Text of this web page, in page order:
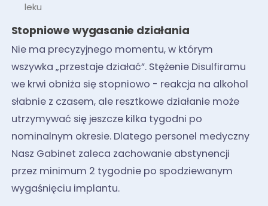
leku
Stopniowe wygasanie działania
Nie ma precyzyjnego momentu, w którym
wszywka „przestaje działać”. Stężenie Disulfiramu
we krwi obniża się stopniowo - reakcja na alkohol
słabnie z czasem, ale resztkowe działanie może
utrzymywać się jeszcze kilka tygodni po
nominalnym okresie. Dlatego personel medyczny
Nasz Gabinet zaleca zachowanie abstynencji
przez minimum 2 tygodnie po spodziewanym
wygaśnięciu implantu.